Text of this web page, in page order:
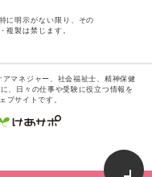
に明示がない限り、その
複製は禁じます。
マネジャー、社会福祉士、精神保健
、日々の仕事や受験に役立つ情報を
ブサイトです。